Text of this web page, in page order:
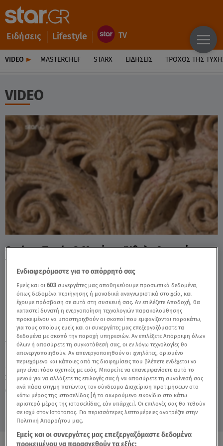
Ειδήσεις Lifestyle
VIDEO MASTERCHEF STARX ΕΙΔΉΣΕΙΣ ΤΡΟΧΌΣ ΤΗΣ
VIDEO
Σάββατο 8 Αυγούστου 2026
30.01.26, 18:35 MEDIA
Cash or Trash: Ο Μαρίνης Ήθελε Διακαώς
Το Κιονόκρανο - Video
TAGS: CASH OR TRASH ΘΑΝΟΣ ΜΑΡΙΝΗΣ
Ενδιαφερόμαστε για το απόρρητό σας
Εμείς και οι603 συνεργάτες μας αποθηκεύουμε προσωπικά δεδομένα,
όπως δεδομένα περιήγησης ή μοναδικά αναγνωριστικά στοιχεία, και
έχουμε πρόσβαση σε αυτά στη συσκευή σας. Αν επιλέξετε Αποδοχή, θα
καταστεί δυνατή η ενεργοποίηση τεχνολογιών παρακολούθησης
προκειμένου να υποστηριχθούν οι σκοποί που εμφανίζονται παρακάτω,
για τους οποίους εμείς και οι συνεργάτες μας επεξεργαζόμαστε τα
δεδομένα με σκοπό την παροχή υπηρεσιών. Αν επιλέξετε Απόρριψη όλων
όλων ή αποσύρετε τη συγκατάθεσή σας, οι εν λόγω τεχνολογίες θα
απενεργοποιηθούν. Αν απενεργοποιηθούν οι ιχνηλάτες, ορισμένο
περιεχόμενο και κάποιες από τις διαφημίσεις που βλέπετε ενδέχεται να
μην είναι τόσο σχετικές με εσάς. Μπορείτε να επανεμφανίσετε αυτό το
μενού για να αλλάξετε τις επιλογές σας ή να αποσύρετε τη συναίνεσή σας
ανά πάσα στιγμή πατώντας τον σύνδεσμο Διαχείριση προτιμήσεων στο
κάτω μέρος της ιστοσελίδας [ή το αιωρούμενο εικονίδιο στο κάτω
αριστερό μέρος της ιστοσελίδας, εάν υπάρχει]. Οι επιλογές σας θα τεθούν
σε ισχύ στον Ιστότοπος. Για περισσότερες λεπτομέρειες ανατρέξτε στην
Πολιτική Απορρήτου μας.
Εμείς και οι συνεργάτες μας επεξεργαζόμαστε δεδομένα
προκειμένου να παρασχεθούν τα εξής: